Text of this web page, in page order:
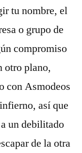
tu nombre, el
o grupo de
compromiso
otro plano,
con Asmodeos
así que
un debilitado
de la otra